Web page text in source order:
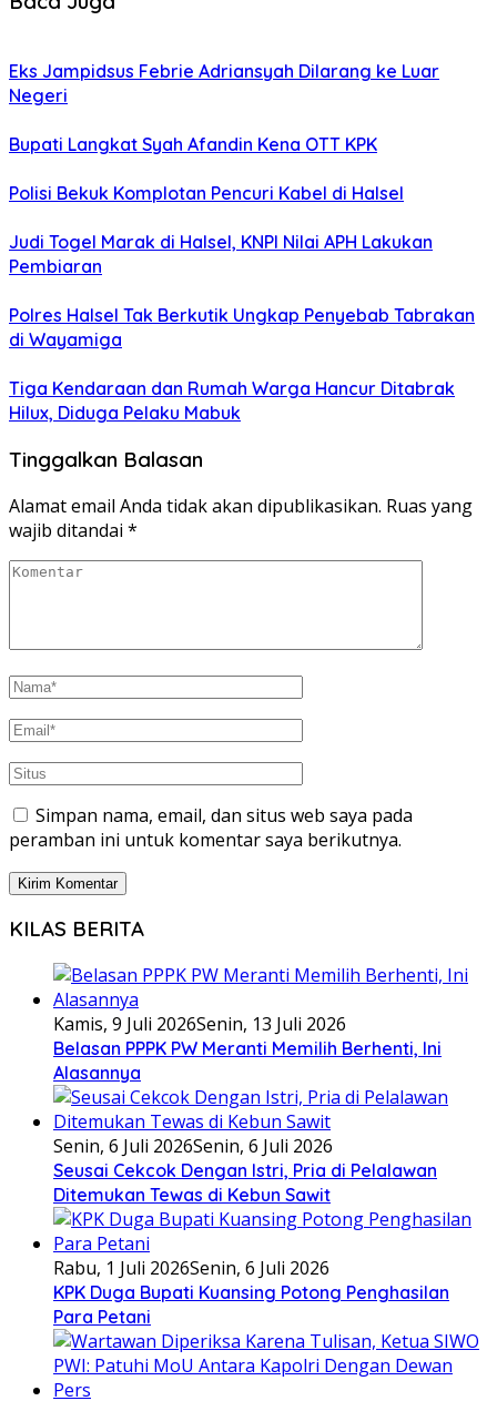
Eks Jampidsus Febrie Adriansyah Dilarang ke Luar
Negeri
Bupati Langkat Syah Afandin Kena OTT KPK
Polisi Bekuk Komplotan Pencuri Kabel di Halsel
Judi Togel Marak di Halsel, KNPI Nilai APH Lakukan
Pembiaran
Polres Halsel Tak Berkutik Ungkap Penyebab Tabrakan
di Wayamiga
Tiga Kendaraan dan Rumah Warga Hancur Ditabrak
Hilux, Diduga Pelaku Mabuk
Tinggalkan Balasan
Alamat email Anda tidak akan dipublikasikan. Ruas yang
wajib ditandai *
Simpan nama, email, dan situs web saya pada
peramban ini untuk komentar saya berikutnya.
KILAS BERITA
Kamis, 9 Juli 2026Senin, 13 Juli 2026
Belasan PPPK PW Meranti Memilih Berhenti, Ini
Alasannya
Senin, 6 Juli 2026Senin, 6 Juli 2026
Seusai Cekcok Dengan Istri, Pria di Pelalawan
Ditemukan Tewas di Kebun Sawit
Rabu, 1 Juli 2026Senin, 6 Juli 2026
KPK Duga Bupati Kuansing Potong Penghasilan
Para Petani